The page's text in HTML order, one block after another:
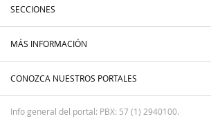
SECCIONES
MÁS INFORMACIÓN
CONOZCA NUESTROS PORTALES
Info general del portal: PBX: 57 (1) 2940100.